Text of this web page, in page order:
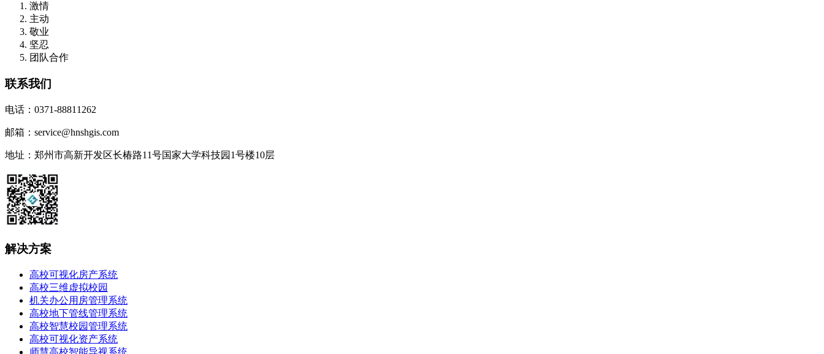
激情
主动
敬业
坚忍
团队合作
联系我们
电话：0371-88811262
邮箱：service@hnshgis.com
地址：郑州市高新开发区长椿路11号国家大学科技园1号楼10层
解决方案
高校可视化房产系统
高校三维虚拟校园
机关办公用房管理系统
高校地下管线管理系统
高校智慧校园管理系统
高校可视化资产系统
师慧高校智能导视系统